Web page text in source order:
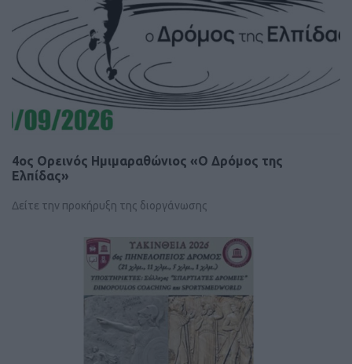
4ος Ορεινός Ημιμαραθώνιος «Ο Δρόμος της
Ελπίδας»
Δείτε την προκήρυξη της διοργάνωσης